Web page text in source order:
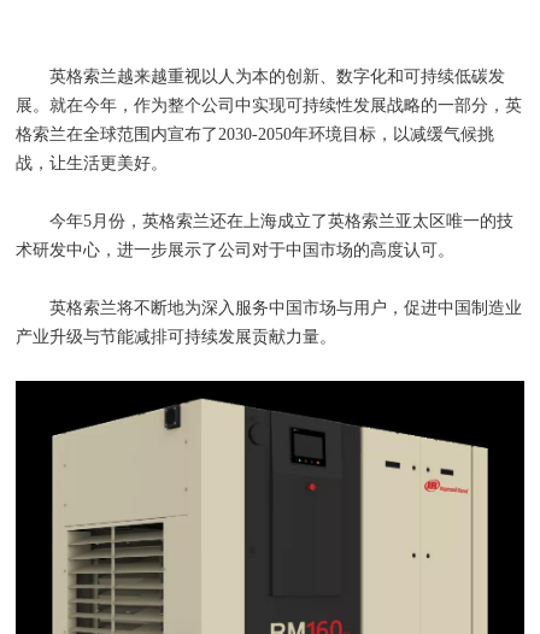
英格索兰越来越重视以人为本的创新、数字化和可持续低碳发
展。就在今年，作为整个公司中实现可持续性发展战略的一部分，英
格索兰在全球范围内宣布了2030-2050年环境目标，以减缓气候挑
战，让生活更美好。
今年5月份，英格索兰还在上海成立了英格索兰亚太区唯一的技
术研发中心，进一步展示了公司对于中国市场的高度认可。
英格索兰将不断地为深入服务中国市场与用户，促进中国制造业
产业升级与节能减排可持续发展贡献力量。